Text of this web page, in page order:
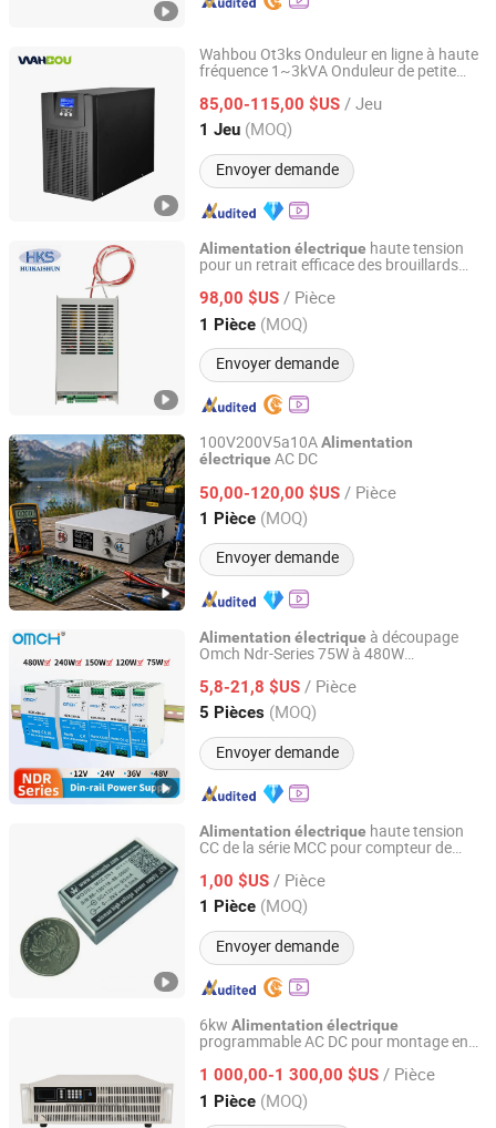
Wahbou Ot3ks Onduleur en ligne à haute
fréquence 1~3kVA Onduleur de petite
85,00-115,00 $US / Jeu
1 Jeu (MOQ)
Envoyer demande
Foshan Wahbou Power Equipment Co., Ltd
Guangdong, China Depuis 2023
Alimentation électrique haute tension
pour un retrait efficace des brouillards
98,00 $US / Pièce
1 Pièce (MOQ)
Envoyer demande
Nanjing Huikaishun Electronic Technology Co., Ltd.
Jiangsu, China Depuis 2025
100V200V5a10AAlimentation
électrique AC DC
50,00-120,00 $US / Pièce
1 Pièce (MOQ)
Envoyer demande
Shenzhen Xingzhongke Power Technology Co., Ltd.
Guangdong, China Depuis 2026
Alimentation électrique à découpage
Omch Ndr-Series 75W à 480W
5,8-21,8 $US / Pièce
5 Pièces (MOQ)
Envoyer demande
Zhejiang Hugong Automation Technology Co., Ltd.
Zhejiang, China Depuis 2018
Alimentation électrique haute tension
CC de la série MCC pour compteur de
1,00 $US / Pièce
1 Pièce (MOQ)
Envoyer demande
Wisman High Voltage Power Supply Co., Ltd.
Shaanxi, China Depuis 2025
6kw Alimentation électrique
programmable AC DC pour montage en
1 000,00-1 300,00 $US / Pièce
1 Pièce (MOQ)
Yangzhou Idealtek Electronics Co., Ltd.
Jiangsu, China Depuis 2016